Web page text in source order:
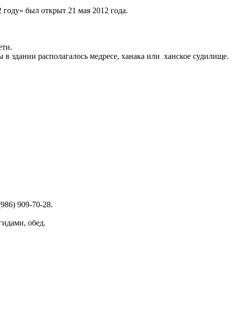
был открыт 21 мая 2012 года.
располагалось медресе, ханака или ханское судилище.
909-70-28.
обед.